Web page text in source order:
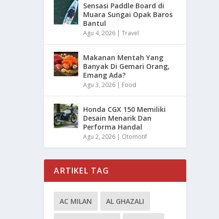
Sensasi Paddle Board di
Muara Sungai Opak Baros
Bantul
Agu 4, 2026 |Travel
Makanan Mentah Yang
Banyak Di Gemari Orang,
Emang Ada?
Agu 3, 2026 | Food
Honda CGX 150 Memiliki
Desain Menarik Dan
Performa Handal
Agu 2, 2026 | Otomotif
ARTIKEL TAG
AC MILAN AL GHAZALI